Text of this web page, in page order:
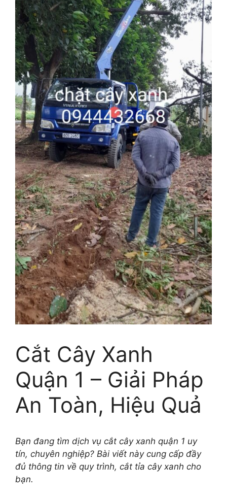
Cắt Cây Xanh
Quận 1 – Giải Pháp
An Toàn, Hiệu Quả
Bạn đang tìm dịch vụ cắt cây xanh quận 1 uy
tín, chuyên nghiệp? Bài viết này cung cấp đầy
đủ thông tin về quy trình, cắt tỉa cây xanh cho
bạn.